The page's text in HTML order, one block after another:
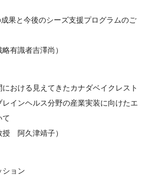
成果と今後のシーズ支援プログラムのご
有識者吉澤尚）
おける見えてきたカナダベイクレスト
インヘルス分野の産業実装に向けたエ
て
授 阿久津靖子）
ション